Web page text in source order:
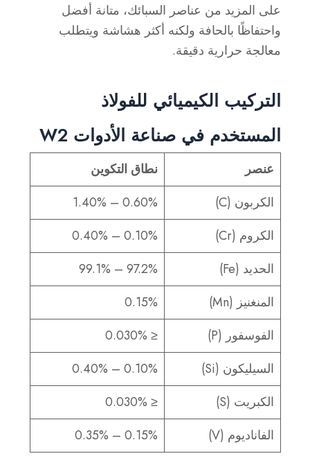
على المزيد من عناصر السبائك، متانة أفضل
واحتفاظًا بالحافة ولكنه أكثر هشاشة ويتطلب
معالجة حرارية دقيقة.
التركيب الكيميائي للفولاذ
المستخدم في صناعة الأدوات W2
عنصر
نطاق التكوين
الكربون (C)
0.60% – 1.40%
الكروم (Cr)
0.10% – 0.40%
الحديد (Fe)
97.2% – 99.1%
المنغنيز (Mn)
0.15%
الفوسفور (P)
≤ 0.030%
السيليكون (Si)
0.10% – 0.40%
الكبريت (S)
≤ 0.030%
الفاناديوم (V)
0.15% – 0.35%